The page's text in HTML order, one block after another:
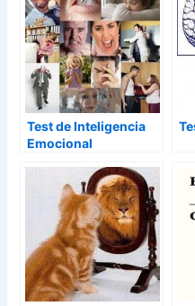
Test de Inteligencia
Emocional